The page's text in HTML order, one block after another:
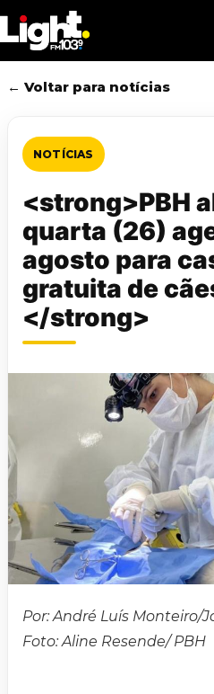
to
main
content
← Voltar para notícias
NOTÍCIAS
<strong>PBH
quarta (26)
agosto para
gratuita de
</strong>
Por: André Luís Monteiro/
Foto: Aline Resende/ PBH